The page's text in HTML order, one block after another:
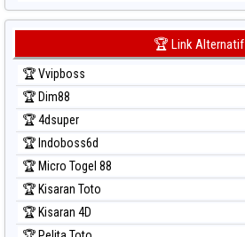
Prediksi Japan 6d
Prediksi Kuda Lari
Prediksi Magnum Cambodia
Prediksi Nagoya
Prediksi North Carolina Day
Prediksi Pcso
Prediksi Sao Paulo
Prediksi Singapore
Prediksi Sydney
🏆 Link Alternatif
🏆 Vvipboss
🏆 Dim88
🏆 4dsuper
🏆 Indoboss6d
🏆 Micro Togel 88
🏆 Kisaran Toto
🏆 Kisaran 4D